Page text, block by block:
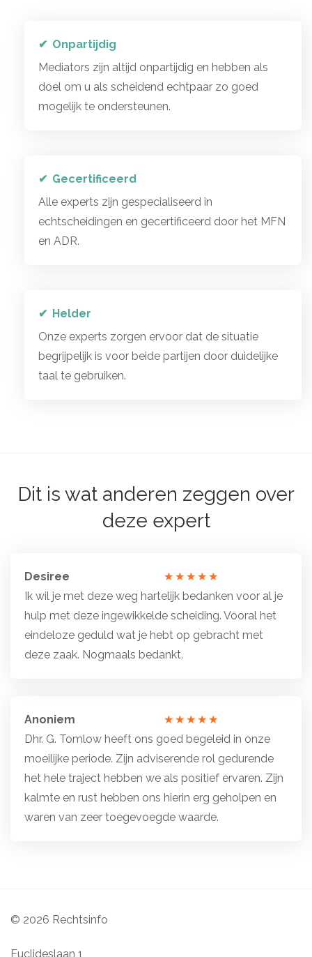
Onpartijdig
Mediators zijn altijd onpartijdig en hebben als
doel om u als scheidend echtpaar zo goed
mogelijk te ondersteunen.
Gecertificeerd
Alle experts zijn gespecialiseerd in
echtscheidingen en gecertificeerd door het MFN
en ADR.
Helder
Onze experts zorgen ervoor dat de situatie
begrijpelijk is voor beide partijen door duidelijke
taal te gebruiken.
Dit is wat anderen zeggen over
deze expert
Desiree
waardering:
Ik wil je met deze weg hartelijk bedanken voor al je
hulp met deze ingewikkelde scheiding. Vooral het
eindeloze geduld wat je hebt op gebracht met
deze zaak. Nogmaals bedankt.
Anoniem
waardering:
Dhr. G. Tomlow heeft ons goed begeleid in onze
moeilijke periode. Zijn adviserende rol gedurende
het hele traject hebben we als positief ervaren. Zijn
kalmte en rust hebben ons hierin erg geholpen en
waren van zeer toegevoegde waarde.
© 2026 Rechtsinfo
Euclideslaan 1